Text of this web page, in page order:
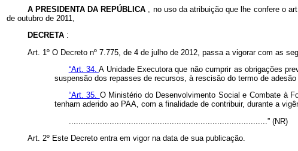
A PRESIDENTA DA REPÚBLICA
, no uso da atribuição que lhe confere o
de outubro de 2011,
DECRETA :
Art. 1º O Decreto nº 7.775, de 4 de julho de 2012, passa a vigorar com as
“Art. 34.A Unidade Executora que não cumprir as obrigações
suspensão dos repasses de recursos, à rescisão do termo de
“Art. 35. O Ministério do Desenvolvimento Social e Combate à
tenham aderido ao PAA, com a finalidade de contribuir, durante a
...................................................................................” (NR)
Art. 2º Este Decreto entra em vigor na data de sua publicação.